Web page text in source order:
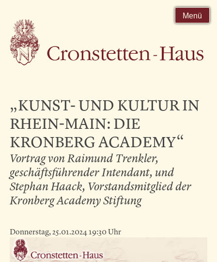
Menü
„KUNST- UND KULTUR IN
RHEIN-MAIN: DIE
KRONBERG ACADEMY“
Vortrag von Raimund Trenkler,
geschäftsführender Intendant, und
Stephan Haack, Vorstandsmitglied der
Kronberg Academy Stiftung
Donnerstag, 25.01.2024 19:30 Uhr